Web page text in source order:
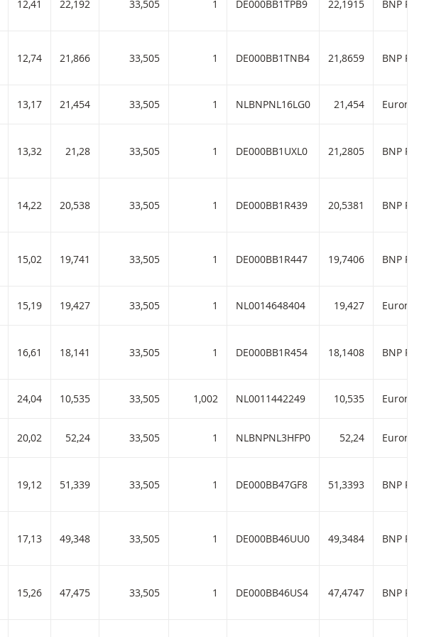
12,41 22,192 33,505 1 DE000BB1TPB9 22,1915 BNP
12,74 21,866 33,505 1 DE000BB1TNB4 21,8659 BNP
13,17 21,454 33,505 1 NLBNPNL16LG0 21,454
13,32 21,28 33,505 1 DE000BB1UXL0 21,2805 BNP
14,22 20,538 33,505 1 DE000BB1R439 20,5381 BNP
15,02 19,741 33,505 1 DE000BB1R447 19,7406 BNP
15,19 19,427 33,505 1 NL0014648404 19,427
16,61 18,141 33,505 1 DE000BB1R454 18,1408 BNP
24,04 10,535 33,505 1,002 NL0011442249 10,535
20,02 52,24 33,505 1 NLBNPNL3HFP0 52,24
19,12 51,339 33,505 1 DE000BB47GF8 51,3393 BNP
17,13 49,348 33,505 1 DE000BB46UU0 49,3484 BNP
15,26 47,475 33,505 1 DE000BB46US4 47,4747 BNP